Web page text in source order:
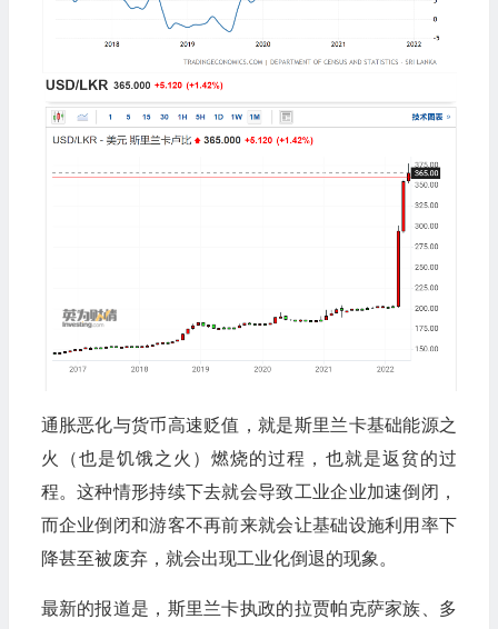
通胀恶化与货币高速贬值，就是斯里兰卡基础能源之
火（也是饥饿之火）燃烧的过程，也就是返贫的过
程。这种情形持续下去就会导致工业企业加速倒闭，
而企业倒闭和游客不再前来就会让基础设施利用率下
降甚至被废弃，就会出现工业化倒退的现象。
最新的报道是，斯里兰卡执政的拉贾帕克萨家族、多